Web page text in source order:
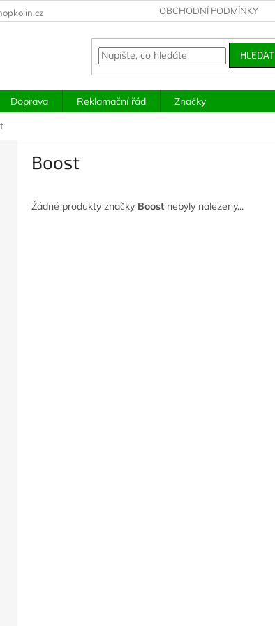
OBCHODNÍ PODMÍNKY
HLEDAT
Doprava Reklamační řád
Značky
Boost
Žádné produkty značky Boost nebyly nalezeny...